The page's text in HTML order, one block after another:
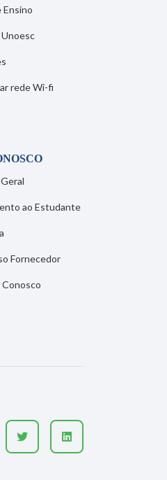
Ensino
rede Wi-fi
ao Estudante
Fornecedor
Conosco